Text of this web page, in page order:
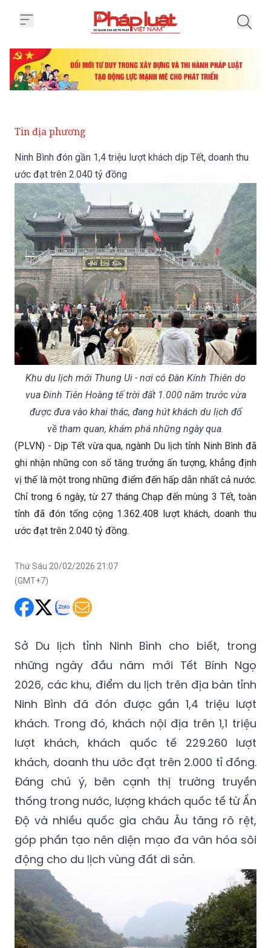
Tin địa phương
Ninh Bình đón gần 1,4 triệu lượt khách dịp Tết, doanh thu
ước đạt trên 2.040 tỷ đồng
Khu du lịch mới Thung Ui - nơi có Đàn Kính Thiên do
vua Đinh Tiên Hoàng tế trời đất 1.000 năm trước vừa
được đưa vào khai thác, đang hút khách du lịch đổ
về tham quan, khám phá những ngày qua.
(PLVN) - Dịp Tết vừa qua, ngành Du lịch tỉnh Ninh Bình đã
ghi nhận những con số tăng trưởng ấn tượng, khẳng định
vị thế là một trong những điểm đến hấp dẫn nhất cả nước.
Chỉ trong 6 ngày, từ 27 tháng Chạp đến mùng 3 Tết, toàn
tỉnh đã đón tổng cộng 1.362.408 lượt khách, doanh thu
ước đạt trên 2.040 tỷ đồng.
Thứ Sáu 20/02/2026 21:07
(GMT+7)
Sở Du lịch tỉnh Ninh Bình cho biết, trong
những ngày đầu năm mới Tết Bính Ngọ
2026, các khu, điểm du lịch trên địa bàn tỉnh
Ninh Bình đã đón được gần 1,4 triệu lượt
khách. Trong đó, khách nội địa trên 1,1 triệu
lượt khách, khách quốc tế 229.260 lượt
khách, doanh thu ước đạt trên 2.000 tỉ đồng.
Đáng chú ý, bên cạnh thị trường truyền
thống trong nước, lượng khách quốc tế từ Ấn
Độ và nhiều quốc gia châu Âu tăng rõ rệt,
góp phần tạo nên diện mạo đa văn hóa sôi
động cho du lịch vùng đất di sản.